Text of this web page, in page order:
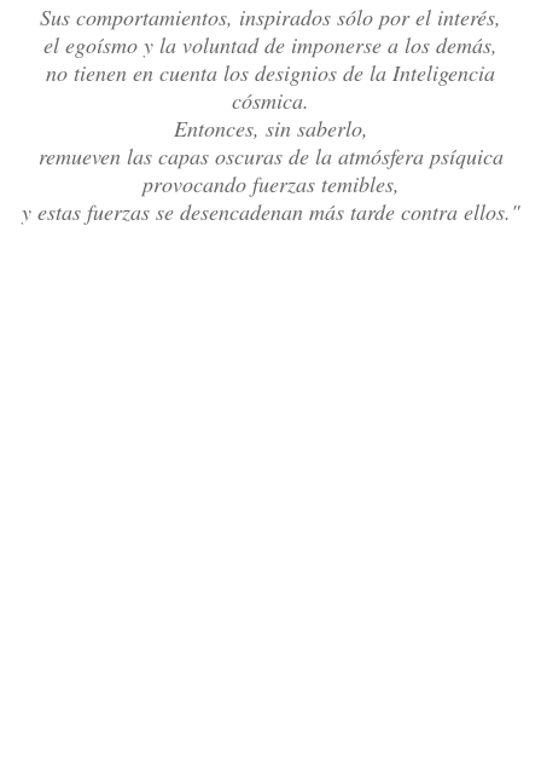
Sus comportamientos, inspirados sólo por el interés,
el egoísmo y la voluntad de imponerse a los demás,
no tienen en cuenta los designios de la Inteligencia
cósmica.
Entonces, sin saberlo,
remueven las capas oscuras de la atmósfera psíquica
provocando fuerzas temibles,
y estas fuerzas se desencadenan más tarde contra ellos."